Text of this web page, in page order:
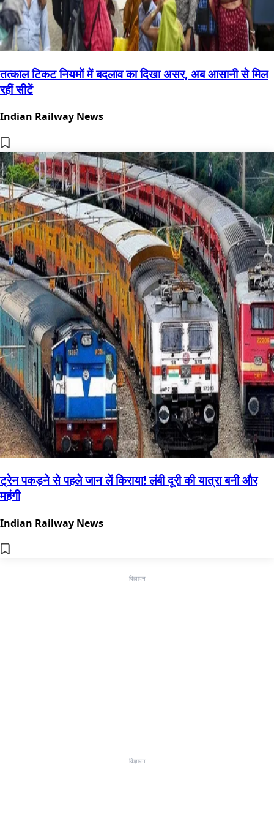
तत्काल टिकट नियमों में बदलाव का दिखा असर, अब आसानी से मिल
रहीं सीटें
Indian Railway News
ट्रेन पकड़ने से पहले जान लें किराया! लंबी दूरी की यात्रा बनी और
महंगी
Indian Railway News
विज्ञापन
विज्ञापन